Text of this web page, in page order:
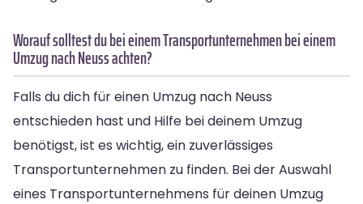
Worauf solltest du bei einem Transportunternehmen bei einem
Umzug nach Neuss achten?
Falls du dich für einen Umzug nach Neuss
entschieden hast und Hilfe bei deinem Umzug
benötigst, ist es wichtig, ein zuverlässiges
Transportunternehmen zu finden. Bei der Auswahl
eines Transportunternehmens für deinen Umzug